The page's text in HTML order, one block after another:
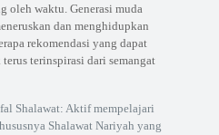
oleh waktu. Generasi muda
dan menghidupkan
rekomendasi yang dapat
terinspirasi dari semangat
Shalawat: Aktif mempelajari
Shalawat Nariyah yang